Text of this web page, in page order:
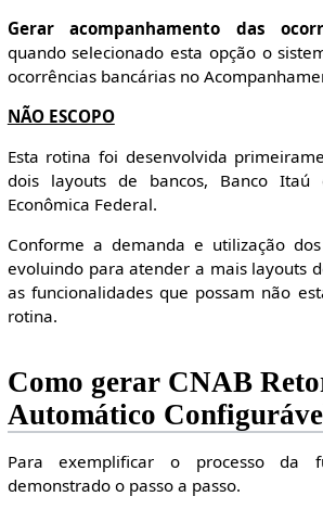
Gerar acompanhamento das
quando selecionado esta opção o
ocorrências bancárias no
NÃO ESCOPO
Esta rotina foi desenvolvida
dois layouts de bancos, Banco Itaú
Econômica Federal.
Conforme a demanda e utilização
evoluindo para atender a mais layouts
as funcionalidades que possam não
rotina.
Como gerar CNAB
Automático
Para exemplificar o processo da
demonstrado o passo a passo.